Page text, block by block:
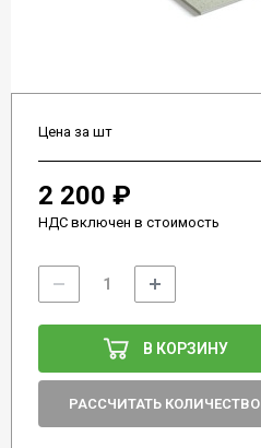
Цена за шт
2 200 ₽
НДС включен в стоимость
В КОРЗИНУ
РАССЧИТАТЬ КОЛИЧЕСТВО